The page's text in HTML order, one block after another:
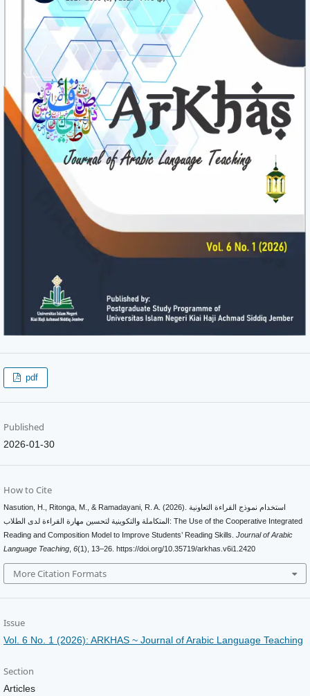
pdf
Published
2026-01-30
How to Cite
Nasution, H., Ritonga, M., & Ramadayani, R. A. (2026). استخدام نموذج القراءة التعاونية
المتكاملة والتكوينية لتحسين مهارة القراءة لدى الطلاب: The Use of the Cooperative Integrated
Reading and Composition Model to Improve Students’ Reading Skills. Journal of Arabic
Language Teaching, 6(1), 13–26. https://doi.org/10.35719/arkhas.v6i1.2420
More Citation Formats
Issue
Vol. 6 No. 1 (2026): ARKHAS ~ Journal of Arabic Language Teaching
Section
Articles